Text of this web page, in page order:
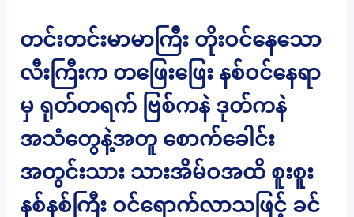
တင်းတင်းမာမာကြီး တိုးဝင်နေသော
လီးကြီးက တဖြေးဖြေး နစ်ဝင်နေရာ
မှ ရုတ်တရက် ဗြစ်ကနဲ ဒုတ်ကနဲ
အသံတွေနဲ့အတူ စောက်ခေါင်း
အတွင်းသား သားအိမ်ဝအထိ စူးစူး
နစ်နစ်ကြီး ဝင်ရောက်လာသဖြင့် ခင်